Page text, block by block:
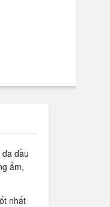
dầu
ẩm,
nhất